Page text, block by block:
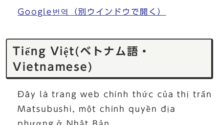
Google번역 （別ウインドウで開く）
Tiếng Việt(ベトナム語・
Vietnamese)
Đây là trang web chính thức của thị trấn
Matsubushi, một chính quyền địa